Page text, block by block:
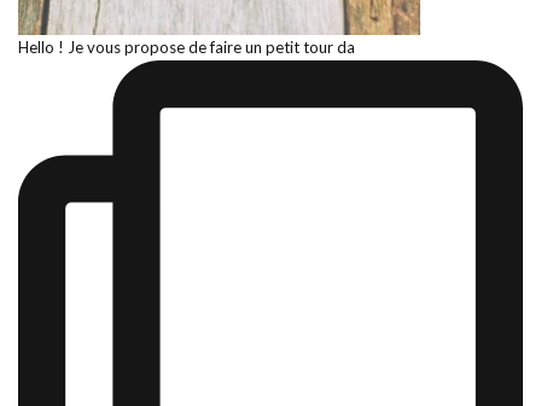
Hello ! Je vous propose de faire un petit tour da